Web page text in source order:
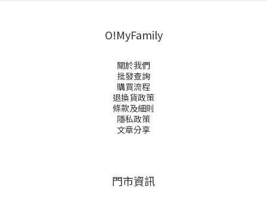
O!MyFamily
關於我們
批發查詢
購買流程
退換貨政策
條款及細則
隱私政策
文章分享
門市資訊